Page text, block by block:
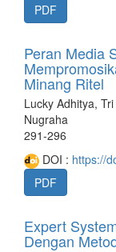
PDF
Peran Media
Minang Ritel
Lucky Adhitya,
Nugraha
291-296
DOI : https://
PDF
Expert
Dengan